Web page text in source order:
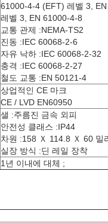
61000-4-4 (EFT) 레벨 3,
레벨 3, EN 61000-4-8
교통 관제 :NEMA-TS2
진동 :IEC 60068-2-6
자유 낙하 :IEC 60068-2-32
충격 :IEC 60068-2-27
철도 교통 :EN 50121-4
상업적인 CE 마크
CE / LVD EN60950
샐 :주름진 금속 외피
안전성 클래스 :IP44
차원 :158 Ｘ 114.8 Ｘ 60 밀
실장 방식 :딘 레일 장착
1년 이내에 대체 ;